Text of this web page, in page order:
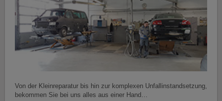
Von der Kleinreparatur bis hin zur komplexen Unfallinstandsetzung,
bekommen Sie bei uns alles aus einer Hand…